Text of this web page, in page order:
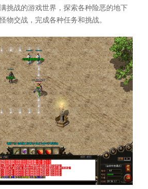
挑战的游戏世界，探索各种险恶的地下
物交战，完成各种任务和挑战。